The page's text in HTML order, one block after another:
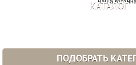
КАТАЛОГ
ПОДОБРАТЬ